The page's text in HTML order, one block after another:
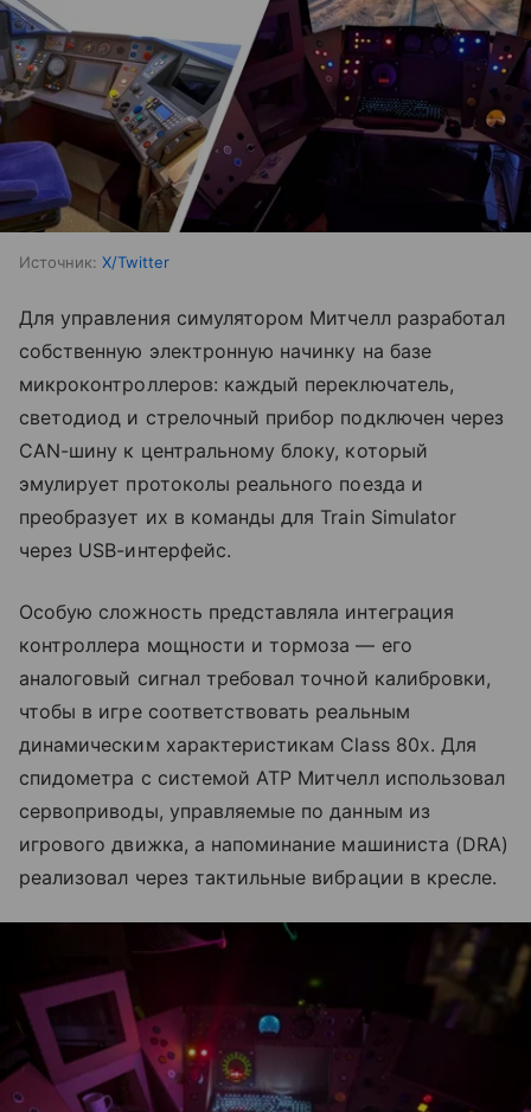
Источник: X/Twitter
Для управления симулятором Митчелл разработал
собственную электронную начинку на базе
микроконтроллеров: каждый переключатель,
светодиод и стрелочный прибор подключен через
CAN-шину к центральному блоку, который
эмулирует протоколы реального поезда и
преобразует их в команды для Train Simulator
через USB-интерфейс.
Особую сложность представляла интеграция
контроллера мощности и тормоза — его
аналоговый сигнал требовал точной калибровки,
чтобы в игре соответствовать реальным
динамическим характеристикам Class 80x. Для
спидометра с системой ATP Митчелл использовал
сервоприводы, управляемые по данным из
игрового движка, а напоминание машиниста (DRA)
реализовал через тактильные вибрации в кресле.